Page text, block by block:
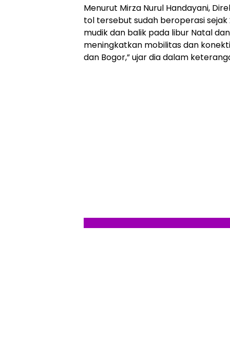
Menurut Mirza Nurul Handayani,
tol tersebut sudah beroperasi
mudik dan balik pada libur Natal
meningkatkan mobilitas dan
dan Bogor,” ujar dia dalam